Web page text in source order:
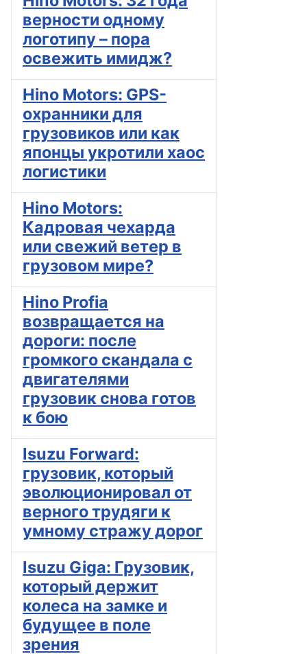
верности одному
логотипу – пора
освежить имидж?
Hino Motors: GPS-
охранники для
грузовиков или как
японцы укротили хаос
логистики
Hino Motors:
Кадровая чехарда
или свежий ветер в
грузовом мире?
Hino Profia
возвращается на
дороги: после
громкого скандала с
двигателями
грузовик снова готов
к бою
Isuzu Forward:
грузовик, который
эволюционировал от
верного трудяги к
умному стражу дорог
Isuzu Giga: Грузовик,
который держит
колеса на замке и
будущее в поле
зрения